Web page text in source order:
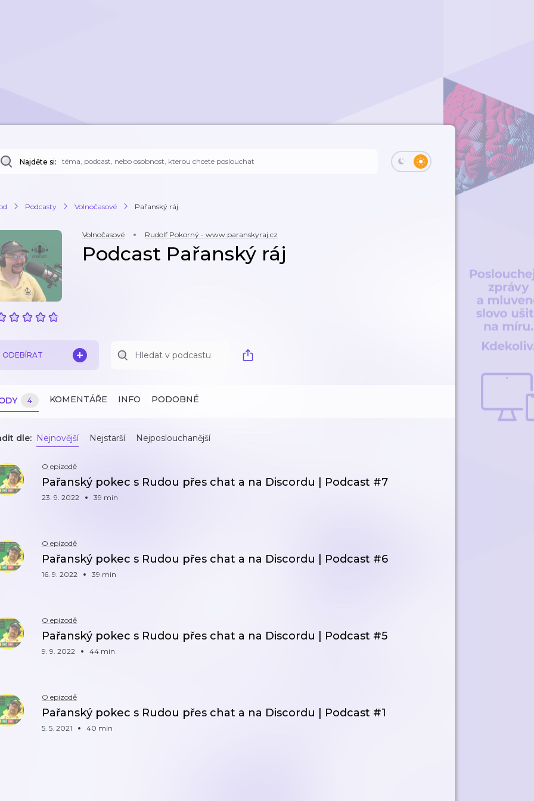
Najděte si:
Podcasty Volnočasové Pařanský ráj
Volnočasové Rudolf Pokorný - www.paranskyraj.cz
Podcast Pařanský ráj
ODEBÍRAT
4 KOMENTÁŘE INFO PODOBNÉ
dle: Nejnovější Nejstarší Nejposlouchanější
O epizodě
Pařanský pokec s Rudou přes chat a na Discordu | Podcast #7
23. 9. 2022 39 min
O epizodě
Pařanský pokec s Rudou přes chat a na Discordu | Podcast #6
16. 9. 2022 39 min
O epizodě
Pařanský pokec s Rudou přes chat a na Discordu | Podcast #5
9. 9. 2022 44 min
O epizodě
Pařanský pokec s Rudou přes chat a na Discordu | Podcast #1
5. 5. 2021 40 min